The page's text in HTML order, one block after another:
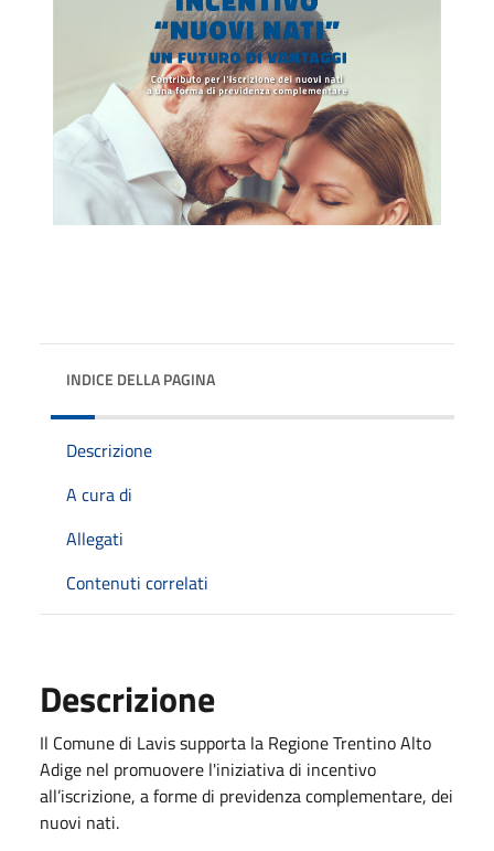
INDICE DELLA PAGINA
Descrizione
A cura di
Allegati
Contenuti correlati
Descrizione
Il Comune di Lavis supporta la Regione Trentino Alto
Adige nel promuovere l'iniziativa di incentivo
all’iscrizione, a forme di previdenza complementare, dei
nuovi nati.